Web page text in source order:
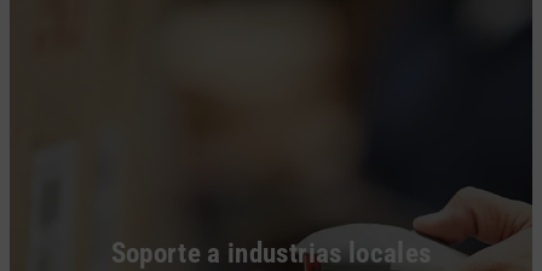
Soporte a industrias locales